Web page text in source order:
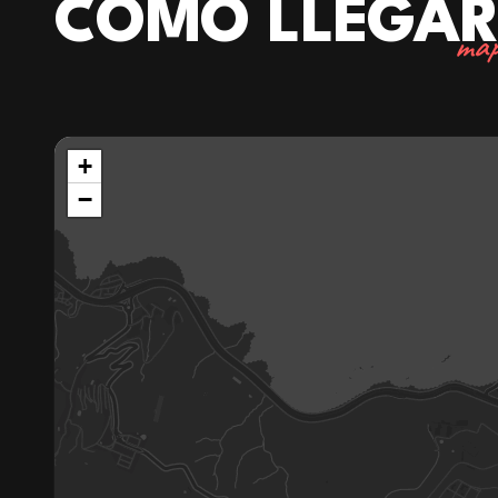
CÓMO LLEGAR
+
−